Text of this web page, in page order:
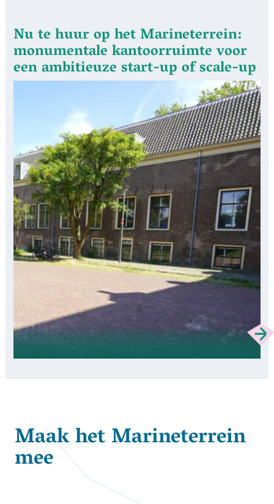
Nu te huur op het Marineterrein:
monumentale kantoorruimte voor
een ambitieuze start-up of scale-up
Maak het Marineterrein
mee